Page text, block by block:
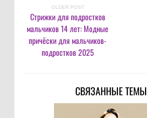
OLDER POST
Стрижки для подростков
мальчиков 14 лет: Модные
причёски для мальчиков-
подростков 2025
СВЯЗАННЫЕ ТЕМЫ